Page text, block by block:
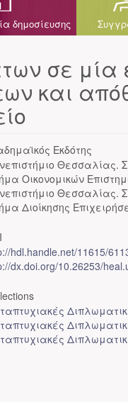
δημοσίευσης
σε μία
και
Εκδότης
Θεσσαλίας.
Οικονομικών
Θεσσαλίας.
Διοίκησης
hdl.handle.net/11615/
dx.doi.org/10.26253/